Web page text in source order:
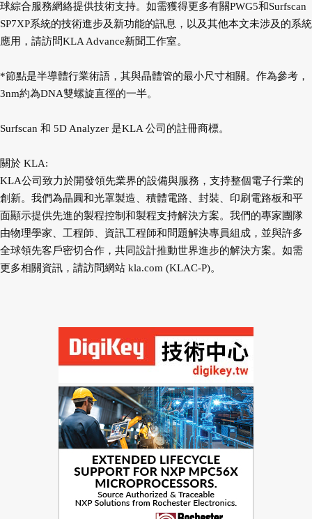
球綜合服務網絡提供技術支持。如需獲得更多有關PWG5和Surfscan
SP7XP系統的技術進步及新功能的訊息，以及其他本文未涉及的系統
應用，請訪問KLA Advance新聞工作室。
*節點是半導體行業術語，其與晶體管的最小尺寸相關。作為參考，
3nm約為DNA雙螺旋直徑的一半。
Surfscan 和 5D Analyzer 是KLA 公司的註冊商標。
關於 KLA:
KLA公司致力於開發領先業界的設備與服務，支持整個電子行業的
創新。我們為晶圓和光罩製造、積體電路、封裝、印刷電路板和平
面顯示提供先進的製程控制和製程支持解決方案。我們的專家團隊
由物理學家、工程師、資訊工程師和問題解決專員組成，並與許多
全球領先客戶密切合作，共同設計推動世界進步的解決方案。如需
更多相關資訊，請訪問網站 kla.com (KLAC-P)。